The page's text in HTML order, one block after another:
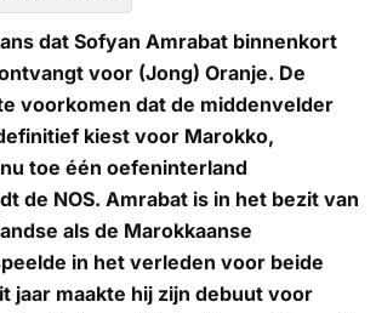
dat Sofyan Amrabat binnenkort
voor (Jong) Oranje. De
voorkomen dat de middenvelder
kiest voor Marokko,
toe één oefeninterland
de NOS. Amrabat is in het bezit van
als de Marokkaanse
in het verleden voor beide
jaar maakte hij zijn debuut voor